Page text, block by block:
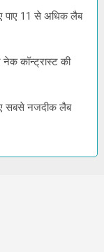
पाए 11 से अधिक लैब
कॉन्ट्रास्ट की
सबसे नजदीक लैब